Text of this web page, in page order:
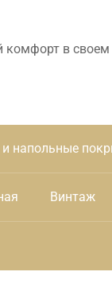
комфорт в
напольные
Винтаж